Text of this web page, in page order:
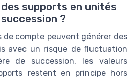
supports en unités
?
de compte peuvent générer des
avec un risque de fluctuation
de succession, les valeurs
restent en principe hors